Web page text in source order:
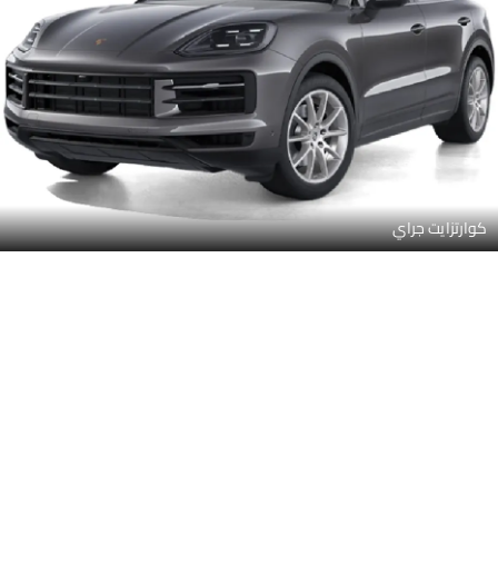
كوارتزايت جراي